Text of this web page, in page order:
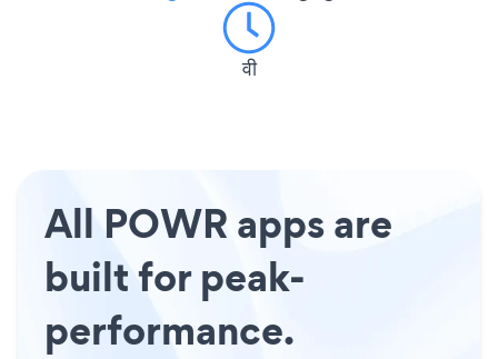
वी
All POWR apps are
built for peak-
performance.